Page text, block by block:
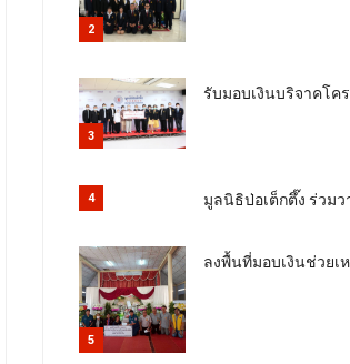
2
3
รับมอบเงินบริจาคโค
4 มูลนิธิป่อเต็กตึ๊ง ร่วม
5
ลงพื้นที่มอบเงินช่วย